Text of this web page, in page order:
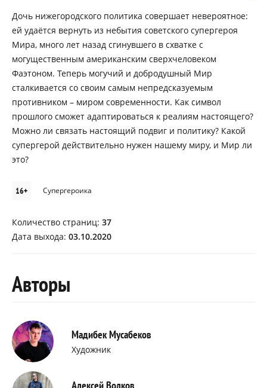
Дочь нижегородского политика совершает невероятное:
ей удаётся вернуть из небытия советского супергероя
Мира, много лет назад сгинувшего в схватке с
могущественным американским сверхчеловеком
Фаэтоном. Теперь могучий и добродушный Мир
сталкивается со своим самым непредсказуемым
противником – миром современности. Как символ
прошлого сможет адаптироваться к реалиям настоящего?
Можно ли связать настоящий подвиг и политику? Какой
супергерой действительно нужен нашему миру, и Мир ли
это?
16+ Супергероика
Количество страниц: 37
Дата выхода: 03.10.2020
Авторы
Мадибек Мусабеков
Художник